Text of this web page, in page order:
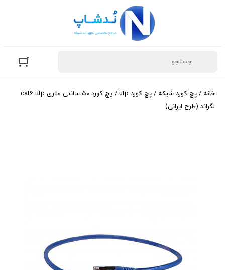
خانه / پچ کورد شبکه / پچ کورد utp
/ پچ کورد ۵۰ سانتی متری cat6 utp
لگراند (طرح ایرانی)